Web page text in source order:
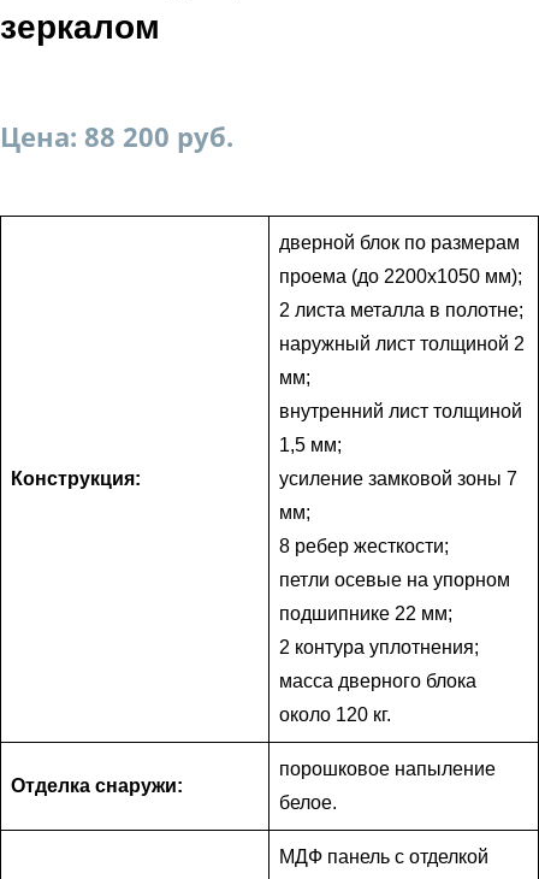
зеркалом
Цена: 88 200 руб.
Конструкция:
дверной блок по размерам
проема (до 2200х1050 мм);
2 листа металла в полотне;
наружный лист толщиной 2
мм;
внутренний лист толщиной
1,5 мм;
усиление замковой зоны 7
мм;
8 ребер жесткости;
петли осевые на упорном
подшипнике 22 мм;
2 контура уплотнения;
масса дверного блока
около 120 кг.
Отделка снаружи:
порошковое напыление
белое.
МДФ панель с отделкой